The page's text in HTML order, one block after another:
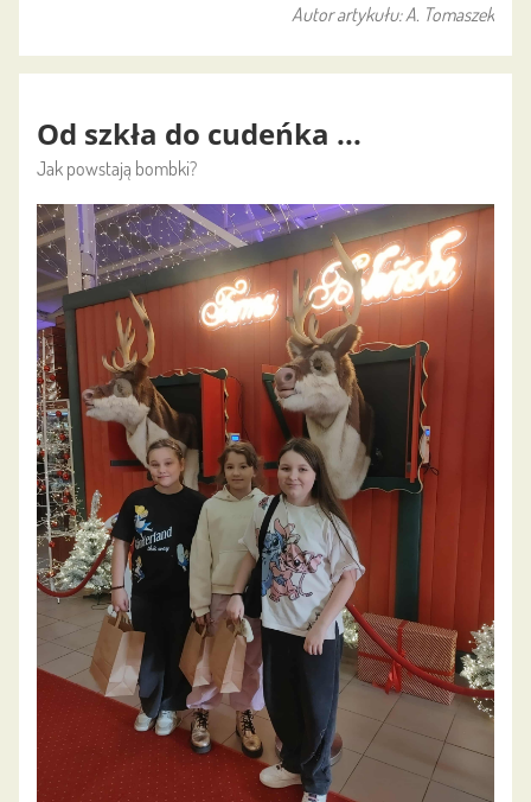
Autor artykułu: A. Tomaszek
Od szkła do cudeńka ...
Jak powstają bombki?